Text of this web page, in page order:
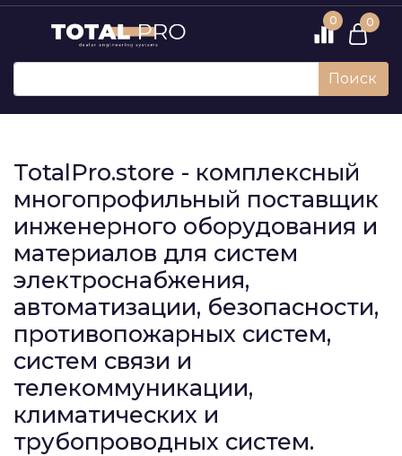
0 0
Поиск
TotalPro.store - комплексный
многопрофильный поставщик
инженерного оборудования и
материалов для систем
электроснабжения,
автоматизации, безопасности,
противопожарных систем,
систем связи и
телекоммуникации,
климатических и
трубопроводных систем.